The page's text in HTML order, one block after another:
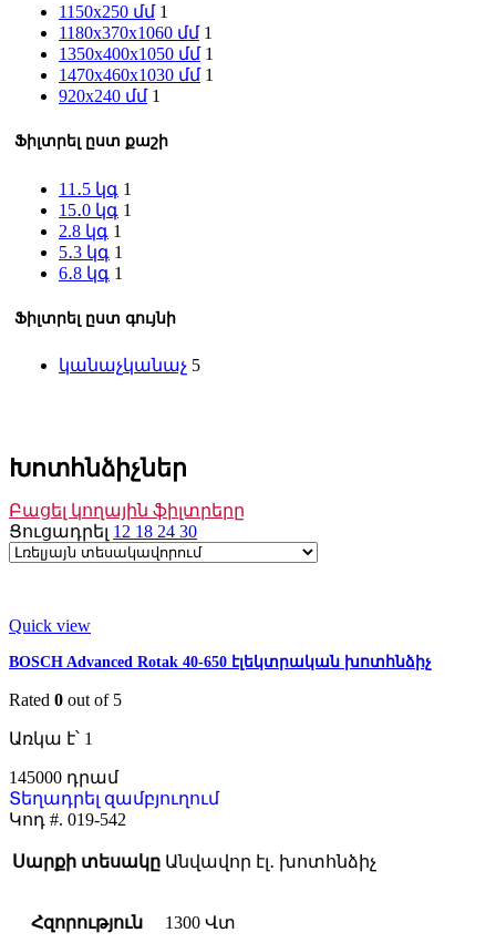
1150x250 մմ 1
1180x370x1060 մմ 1
1350x400x1050 մմ 1
1470x460x1030 մմ 1
920x240 մմ 1
Ֆիլտրել ըստ քաշի
11․5 կգ 1
15․0 կգ 1
2.8 կգ 1
5․3 կգ 1
6․8 կգ 1
Ֆիլտրել ըստ գույնի
կանաչկանաչ 5
Խոտհնձիչներ
Բացել կողային ֆիլտրերը
Ցուցադրել 12 18 24 30
Quick view
BOSCH Advanced Rotak 40-650 էլեկտրական խոտհնձիչ
Rated 0 out of 5
Առկա է՝ 1
145000
Տեղադրել զամբյուղում
Կոդ #. 019-542
Սարքի տեսակը Անվավոր էլ․ խոտհնձիչ
Հզորություն 1300 Վտ